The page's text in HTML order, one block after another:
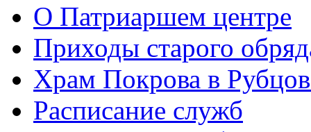
О Патриаршем центре
Приходы старого
Храм Покрова в
Расписание служб